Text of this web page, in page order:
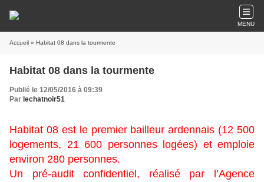
MENU
Accueil » Habitat 08 dans la tourmente
Habitat 08 dans la tourmente
Publié le 12/05/2016 à 09:39
Par lechatnoir51
Habitat 08 est le premier bailleur ardennais (12 500
logements, 21 600 personnes logées) et emploie
environ 280 personnes.
Un pré-audit confidentiel, réalisé par l’Agence